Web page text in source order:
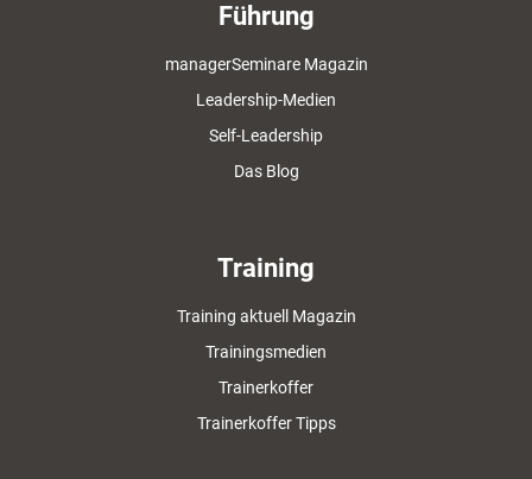
Führung
managerSeminare Magazin
Leadership-Medien
Self-Leadership
Das Blog
Training
Training aktuell Magazin
Trainingsmedien
Trainerkoffer
Trainerkoffer Tipps